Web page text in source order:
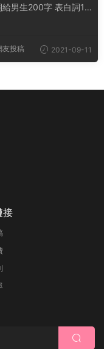
給男生200字 表白詞10
友投稿 2021-09-11
接